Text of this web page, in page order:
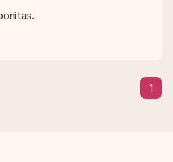
Ponte en contacto con
al cliente. ¡Estaremos
que puedas crear el regalo que
1